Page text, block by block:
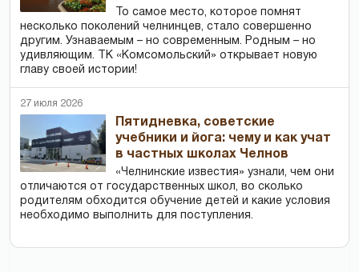
То самое место, которое помнят
несколько поколений челнинцев, стало совершенно
другим. Узнаваемым – но современным. Родным – но
удивляющим. ТК «Комсомольский» открывает новую
главу своей истории!
27 июля 2026
Пятидневка, советские
учебники и йога: чему и как учат
в частных школах Челнов
«Челнинские известия» узнали, чем они
отличаются от государственных школ, во сколько
родителям обходится обучение детей и какие условия
необходимо выполнить для поступления.